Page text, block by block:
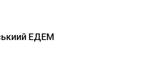
ЕДЕМ